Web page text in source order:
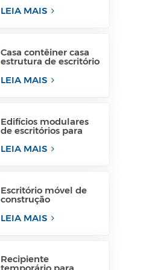
contêiner vivo para
LEIA MAIS
Casa contêiner casa
estrutura de escritório
temporário filipinas
para venda
LEIA MAIS
Edifícios modulares
de escritórios para
canteiros de obras
Estruturas modulares
LEIA MAIS
Escritório móvel de
construção
temporária para
construção civil para
LEIA MAIS
Recipiente